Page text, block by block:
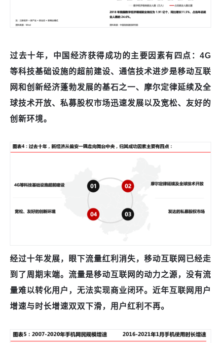
过去十年，中国经济获得成功的主要因素有四点： 4G
等科技基础设施的超前建设、通信技术进步是移动互联
网和创新经济蓬勃发展的基石之一、摩尔定律延续及全
球技术开放、私募股权市场迅速发展以及宽松、友好的
创新环境。
经过十年发展，眼下流量红利消失，移动互联网已经走
到了周期末端。流量是移动互联网的动力之源，没有流
量难以转化用户，无法实现商业闭环。近年互联网用户
增速与时长增速双双下滑，用户红利不再。